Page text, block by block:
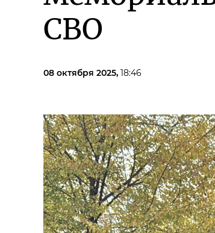
СВО
08 октября 2025, 18:46